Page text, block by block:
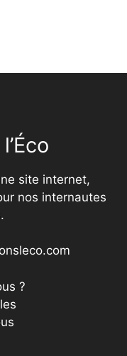
site internet,
nos internautes
?